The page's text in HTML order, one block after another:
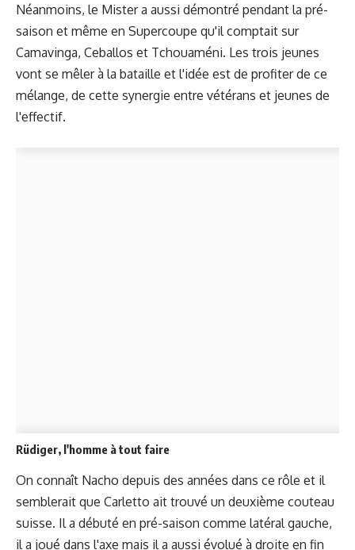
Néanmoins, le Mister a aussi démontré pendant la pré-
saison et même en Supercoupe qu'il comptait sur
Camavinga, Ceballos et Tchouaméni. Les trois jeunes
vont se mêler à la bataille et l'idée est de profiter de ce
mélange, de cette synergie entre vétérans et jeunes de
l'effectif.
Rüdiger, l'homme à tout faire
On connaît Nacho depuis des années dans ce rôle et il
semblerait que Carletto ait trouvé un deuxième couteau
suisse. Il a débuté en pré-saison comme latéral gauche,
il a joué dans l'axe mais il a aussi évolué à droite en fin